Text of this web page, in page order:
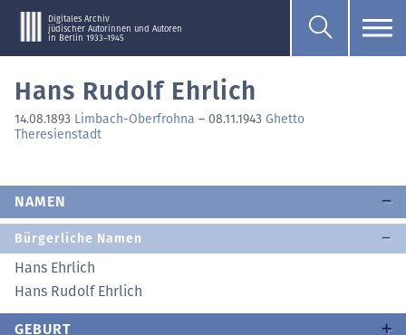
Digitales Archiv
jüdischer Autorinnen und Autoren
in Berlin 1933–1945
Hans Rudolf Ehrlich
14.08.1893 Limbach-Oberfrohna – 08.11.1943 Ghetto
Theresienstadt
NAMEN
Bürgerliche Namen
Hans Ehrlich
Hans Rudolf Ehrlich
GEBURT